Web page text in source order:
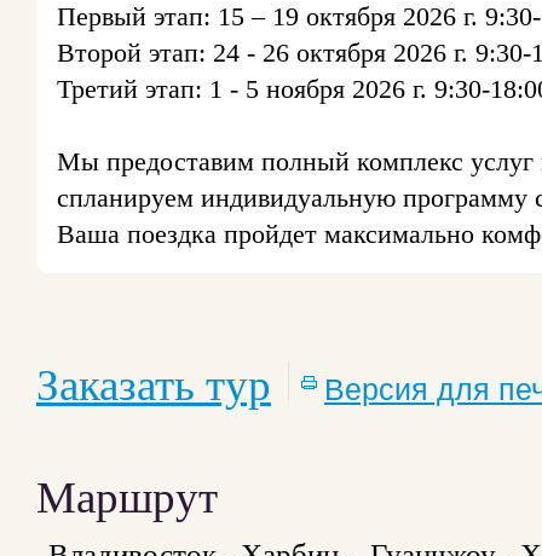
Первый этап: 15 – 19 октября 2026 г.
Второй этап: 24 - 26 октября 2026 г. 9:30-
Третий этап: 1 - 5 ноября 2026 г. 9:30-
Мы предоставим полный комплекс услуг
спланируем индивидуальную
Ваша поездка пройдет максимально
Заказать тур Версия для
Маршрут